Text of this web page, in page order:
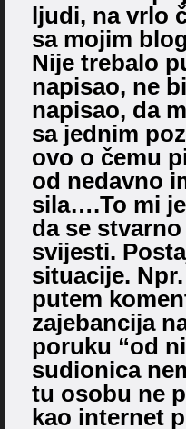
ljudi, na vrlo
sa mojim
Nije trebalo
napisao, ne
napisao, da
sa jednim
ovo o čemu
od nedavno
sila….To mi
da se
svijesti.
situacije.
putem
zajebancija
poruku “od
sudionica
tu osobu ne
kao internet